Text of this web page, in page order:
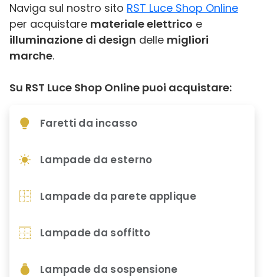
Naviga sul nostro sito RST Luce Shop Online
per acquistare materiale elettrico e
illuminazione di design delle migliori
marche.
Su RST Luce Shop Online puoi acquistare:
Faretti da incasso
Lampade da esterno
Lampade da parete applique
Lampade da soffitto
Lampade da sospensione